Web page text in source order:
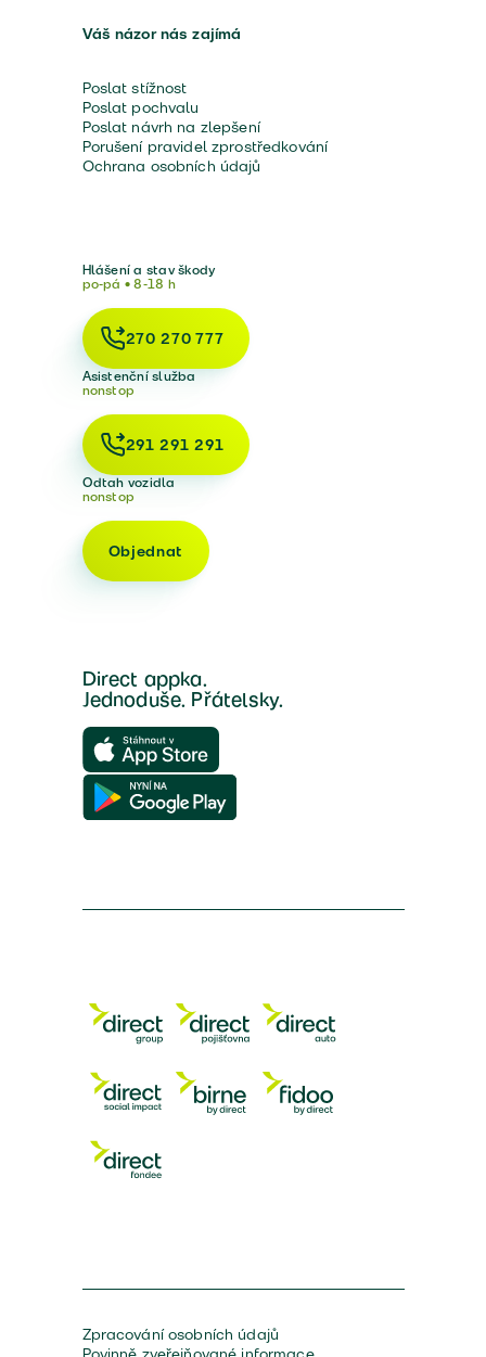
Váš názor nás zajímá
Poslat stížnost
Poslat pochvalu
Poslat návrh na zlepšení
Porušení pravidel zprostředkování
Ochrana osobních údajů
Hlášení a stav škody
po-pá • 8-18 h
270 270 777
Asistenční služba
nonstop
291 291 291
Odtah vozidla
nonstop
Objednat
Direct appka.
Jednoduše. Přátelsky.
Zpracování osobních údajů